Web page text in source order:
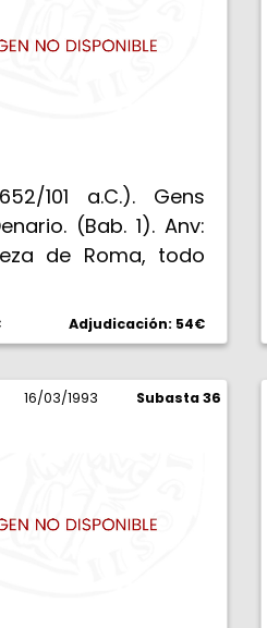
101 a.C.). Gens
(Bab. 1). Anv:
de Roma, todo
látigo en biga al
g. EBC-.
Adjudicación: 54€
16/03/1993 Subasta 36